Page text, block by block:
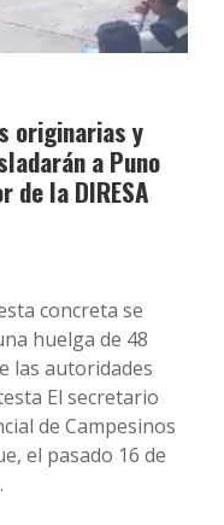
originarias y
a Puno
la DIRESA
concreta se
huelga de 48
las autoridades
El secretario
de Campesinos
el pasado 16 de